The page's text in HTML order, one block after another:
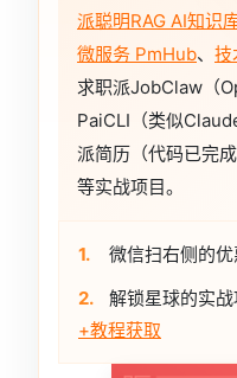
派聪明RAG AI知识
微服务 PmHub、 技
求职派JobClaw（
PaiCLI（类似
派简历（代码已完成
等实战项目。
1.
微信扫右侧的
2.
解锁星球的实战
+教程获取